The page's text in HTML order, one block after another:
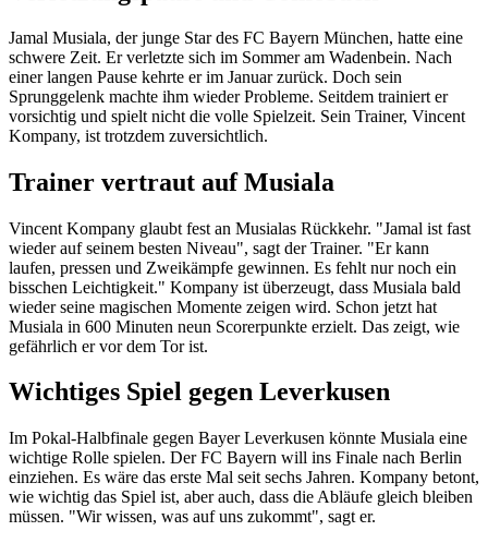
Jamal Musiala, der junge Star des FC Bayern München, hatte eine
schwere Zeit. Er verletzte sich im Sommer am Wadenbein. Nach
einer langen Pause kehrte er im Januar zurück. Doch sein
Sprunggelenk machte ihm wieder Probleme. Seitdem trainiert er
vorsichtig und spielt nicht die volle Spielzeit. Sein Trainer, Vincent
Kompany, ist trotzdem zuversichtlich.
Trainer vertraut auf Musiala
Vincent Kompany glaubt fest an Musialas Rückkehr. "Jamal ist fast
wieder auf seinem besten Niveau", sagt der Trainer. "Er kann
laufen, pressen und Zweikämpfe gewinnen. Es fehlt nur noch ein
bisschen Leichtigkeit." Kompany ist überzeugt, dass Musiala bald
wieder seine magischen Momente zeigen wird. Schon jetzt hat
Musiala in 600 Minuten neun Scorerpunkte erzielt. Das zeigt, wie
gefährlich er vor dem Tor ist.
Wichtiges Spiel gegen Leverkusen
Im Pokal-Halbfinale gegen Bayer Leverkusen könnte Musiala eine
wichtige Rolle spielen. Der FC Bayern will ins Finale nach Berlin
einziehen. Es wäre das erste Mal seit sechs Jahren. Kompany betont,
wie wichtig das Spiel ist, aber auch, dass die Abläufe gleich bleiben
müssen. "Wir wissen, was auf uns zukommt", sagt er.